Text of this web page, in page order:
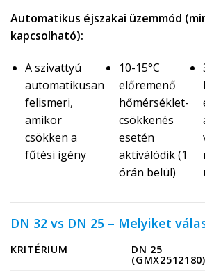
Automatikus éjszakai üzemmód
kapcsolható):
A szivattyú
automatikusan
felismeri,
amikor
csökken a
fűtési igény
10-15°C
előremenő
hőmérséklet-
csökkenés
esetén
aktiválódik (1
órán belül)
DN 32 vs DN 25 – Melyiket
KRITÉRIUM DN 25
(GMX2512180)